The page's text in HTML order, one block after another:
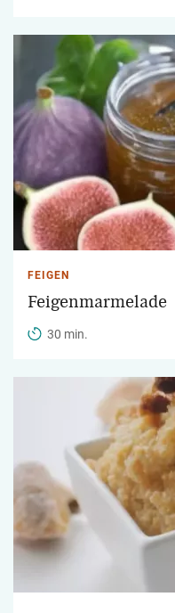
FEIGEN
Feigenmarmelade
30 min.